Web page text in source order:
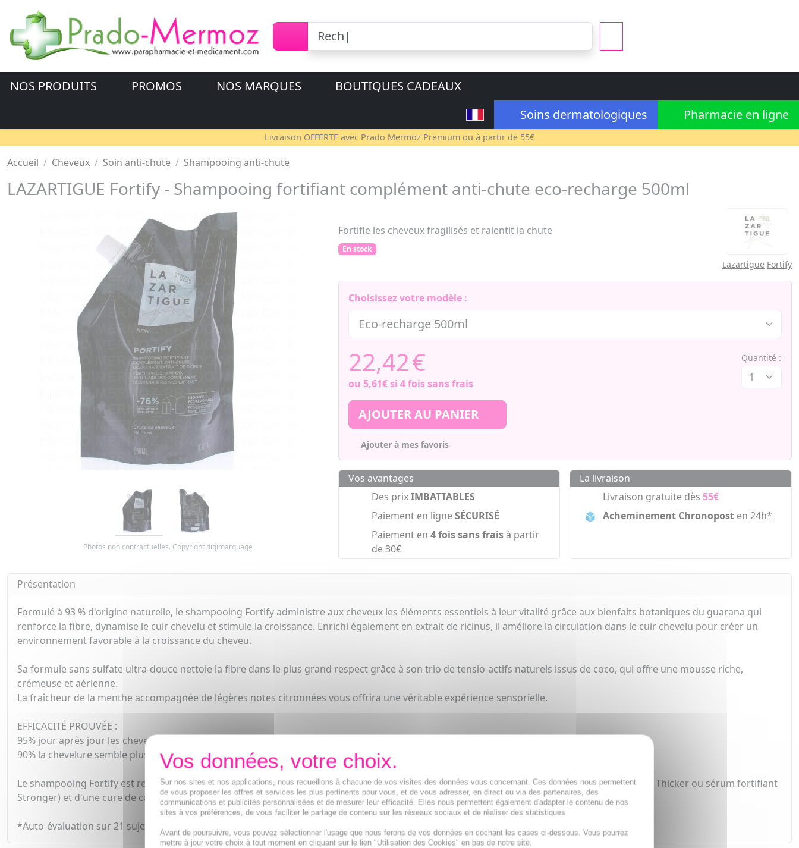
NOS PRODUITS PROMOS NOS MARQUES
BOUTIQUES CADEAUX
Soins dermatologiques
Pharmacie en ligne
Livraison OFFERTE avec Prado Mermoz Premium ou à partir de 55€
Accueil Cheveux Soin anti-chute Shampooing anti-chute
LAZARTIGUE Fortify - Shampooing fortifiant complément anti-chute eco-recharge 500ml
Photos non contractuelles. Copyright digimarquage
Fortifie les cheveux fragilisés et ralentit la chute
En stock
Lazartigue Fortify
Choisissez votre modèle :
22,42€
ou 5,61€si 4 fois sans frais
Quantité :
AJOUTER AU PANIER
Ajouter à mes favoris
Vos avantages
Des prixIMBATTABLES
Paiement en ligneSÉCURISÉ
Paiement en 4 fois sans fraisà partir
de 30€
La livraison
Livraison gratuite dès55€
Acheminement Chronopost en 24h*
Présentation
Formulé à 93 % d'origine naturelle, le shampooing Fortify administre aux cheveux les éléments essentiels à leur vitalité grâce aux bienfaits botaniques du guarana qui
renforce la fibre, dynamise le cuir chevelu et stimule la croissance. Enrichi également en extrait de ricinus, il améliore la circulation dans le cuir chevelu pour créer un
environnement favorable à la croissance du cheveu.
Sa formule sans sulfate ultra-douce nettoie la fibre dans le plus grand respect grâce à son trio de tensio-actifs naturels issus de coco, qui offre une mousse riche,
crémeuse et aérienne.
La fraîcheur de la menthe accompagnée de légères notes citronnées vous offrira une véritable expérience sensorielle.
EFFICACITÉ PROUVÉE :
95% jour après jour les cheveux sont plus résistants*.
90% la chevelure semble plus dense*.
Le shampooing Fortify est recommandé en complément d'un traitement anti-chute ciblé (Les sérums anti-chute Lazartigue : sérum densifiant Thicker ou sérum fortifiant
Stronger) et d'une cure de compléments alimentaires BOOST croissance cheveux.
*Auto-évaluation sur 21 sujets, application 2 à 3 fois par semaine pendant 28 jours, % de satisfaction.
Sur nos sites et nos applications, nous recueillons à chacune de vos visites des données vous concernant. Ces données nous permettent
de vous proposer les offres et services les plus pertinents pour vous, et de vous adresser, en direct ou via des partenaires, des
communications et publicités personnalisées et de mesurer leur efficacité. Elles nous permettent également d'adapter le contenu de nos
sites à vos préférences, de vous faciliter le partage de contenu sur les réseaux sociaux et de réaliser des statistiques
Avant de poursuivre, vous pouvez sélectionner l'usage que nous ferons de vos données en cochant les cases ci-dessous. Vous pourrez
mettre à jour votre choix à tout moment en cliquant sur le lien "Utilisation des Cookies" en bas de notre site.